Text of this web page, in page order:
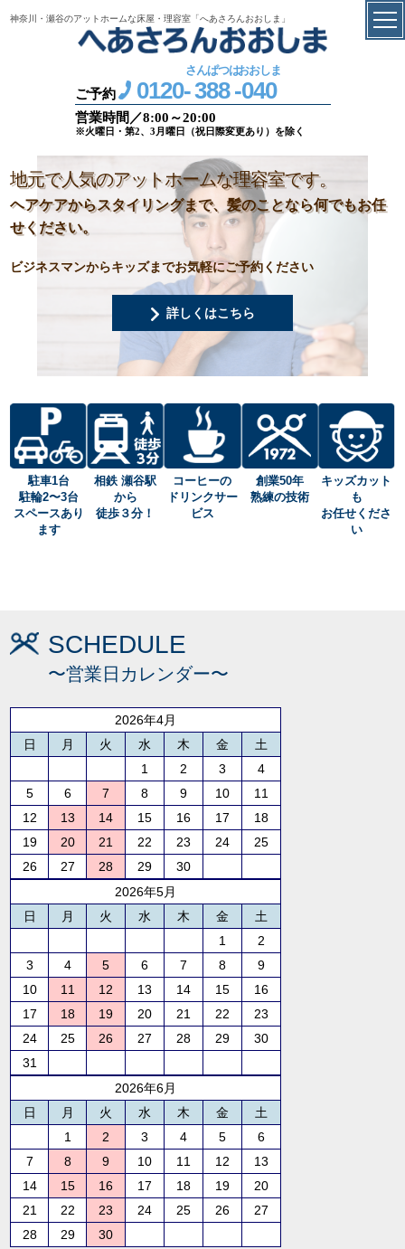
神奈川・瀬谷のアットホームな床屋・理容室「へあさろんおおしま」
ご予約 0120-388
さんぱつは
-040
おおしま
営業時間／8:00～20:00
※火曜日・第2、3月曜日（祝日際変更あり）を除く
地元で人気のアットホームな理容室です。
ヘアケアからスタイリングまで、髪のことなら何でもお任
せください。
ビジネスマンからキッズまでお気軽にご予約ください
詳しくはこちら
駐車1台
駐輪2〜3台
スペースあり
ます
相鉄 瀬谷駅
から
徒歩３分！
コーヒーの
ドリンクサー
ビス
創業50年
熟練の技術
キッズカット
も
お任せくださ
い
SCHEDULE
〜営業日カレンダー〜
2026年4月
日
月 火 水 木 金
土
1
2 3
4
5
6 7 8 9 10
11
12
13 14 15 16 17
18
19
20 21 22 23 24
25
26
27 28 29
30
2026年5月
日
月 火 水 木 金
土
1
2
3
4 5 6 7 8
9
10
11 12 13 14 15
16
17
18 19 20 21 22
23
24
25 26 27 28 29
30
31
2026年6月
日
月 火 水 木 金
土
1
2 3 4 5
6
7
8 9 10 11 12
13
14
15 16 17 18 19
20
21
22 23 24 25 26
27
28
29
30